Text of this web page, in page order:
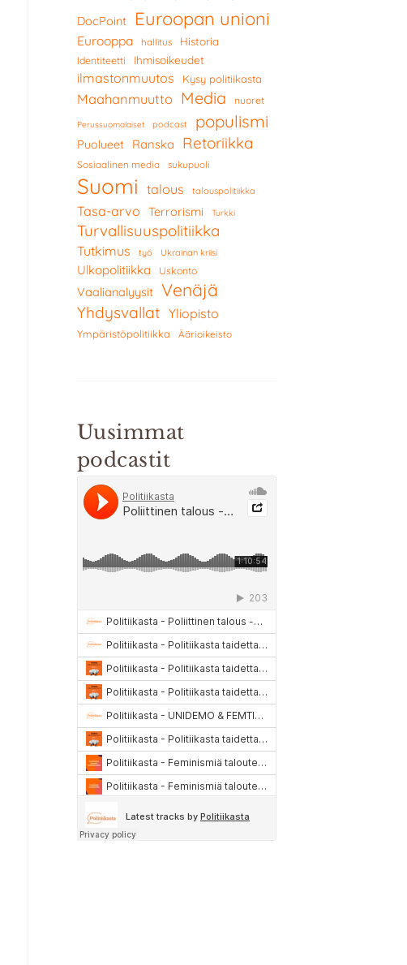
DocPoint Euroopan unioni
Eurooppa hallitus Historia
Identiteetti Ihmisoikeudet
ilmastonmuutos Kysy politiikasta
Maahanmuutto Media nuoret
Perussuomalaiset podcast populismi
Puolueet Ranska Retoriikka
Sosiaalinen media sukupuoli
Suomi talous talouspolitiikka
Tasa-arvo Terrorismi Turkki
Turvallisuuspolitiikka
Tutkimus työ Ukrainan kriisi
Ulkopolitiikka Uskonto
Vaalianalyysit Venäjä
Yhdysvallat Yliopisto
Ympäristöpolitiikka Äärioikeisto
Uusimmat
podcastit